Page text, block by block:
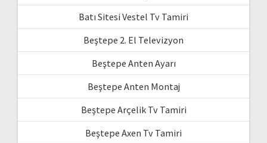
Batı Sitesi Vestel Tv Tamiri
Beştepe 2. El Televizyon
Beştepe Anten Ayarı
Beştepe Anten Montaj
Beştepe Arçelik Tv Tamiri
Beştepe Axen Tv Tamiri